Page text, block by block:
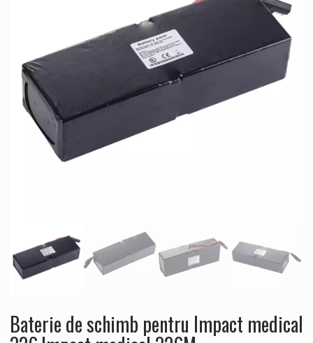
Baterie de schimb pentru Impact medical